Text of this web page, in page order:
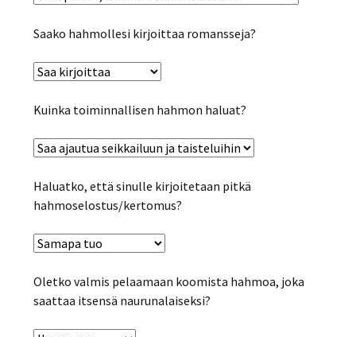
Saako hahmollesi kirjoittaa romansseja?
Kuinka toiminnallisen hahmon haluat?
Haluatko, että sinulle kirjoitetaan pitkä
hahmoselostus/kertomus?
Oletko valmis pelaamaan koomista hahmoa, joka
saattaa itsensä naurunalaiseksi?